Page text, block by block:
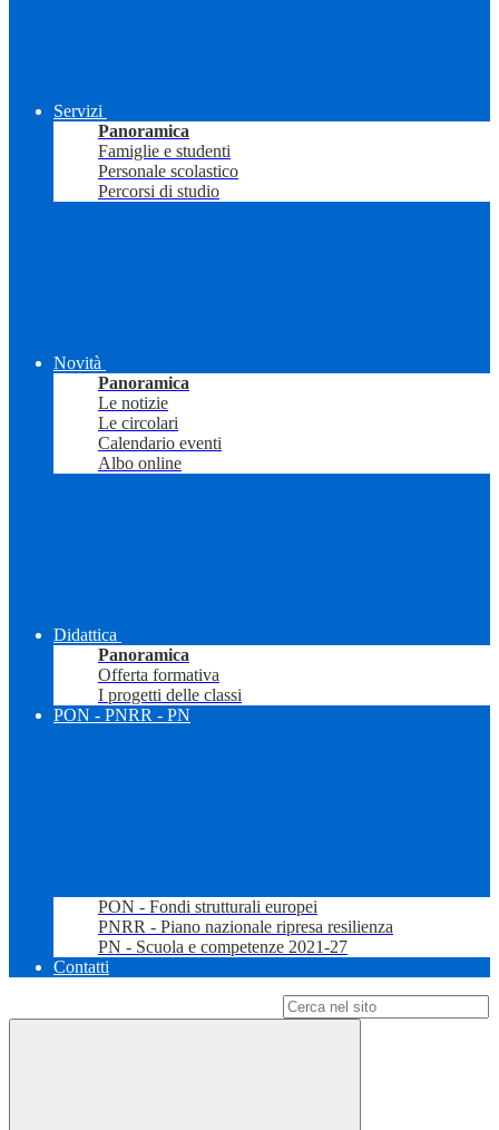
Servizi
Panoramica
Famiglie e studenti
Personale scolastico
Percorsi di studio
Novità
Panoramica
Le notizie
Le circolari
Calendario eventi
Albo online
Didattica
Panoramica
Offerta formativa
I progetti delle classi
PON - PNRR - PN
PON - Fondi strutturali europei
PNRR - Piano nazionale ripresa resilienza
PN - Scuola e competenze 2021-27
Contatti